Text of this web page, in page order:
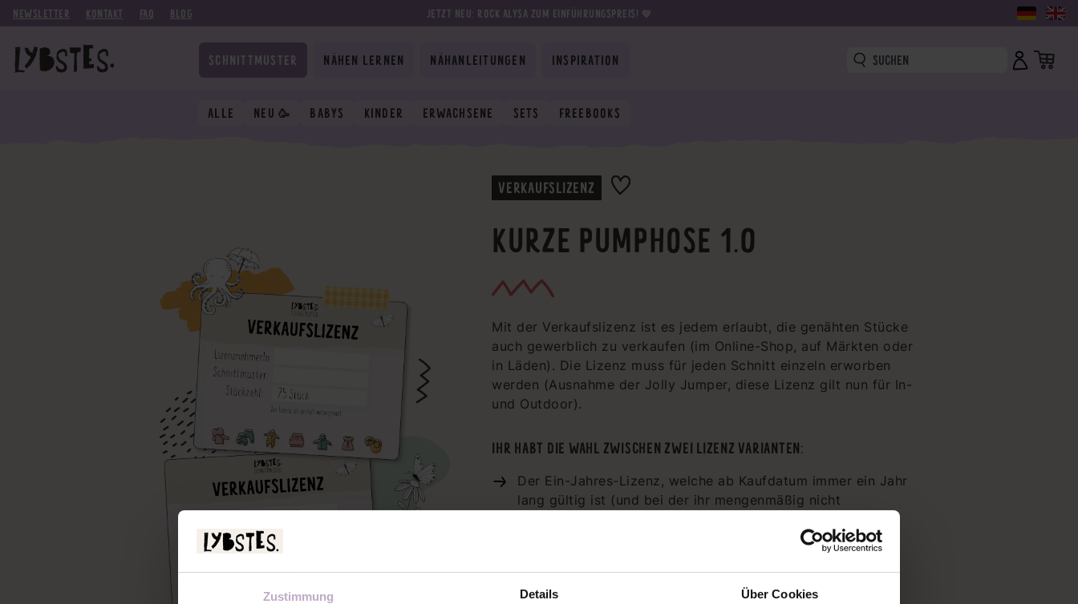
Zustimmung Details Über Cookies
NEWSLETTER KONTAKT FAQ BLOG JETZT NEU: ROCK ALYSA ZUM EINFÜHRUNGSPREIS! 💛
SCHNITTMUSTER
ALLE NEU 🥳 BABYS KINDER ERWACHSENE SETS FREEBOOKS
NÄHEN LERNEN NÄHANLEITUNGEN INSPIRATION
VERKAUFSLIZENZ
KURZE PUMPHOSE 1.0
Mit der Verkaufslizenz ist es jedem erlaubt, die genähten Stücke
auch gewerblich zu verkaufen (im Online-Shop, auf Märkten oder
in Läden). Die Lizenz muss für jeden Schnitt einzeln erworben
werden (Ausnahme der Jolly Jumper, diese Lizenz gilt nun für In-
und Outdoor).
IHR HABT DIE WAHL ZWISCHEN ZWEI LIZENZ VARIANTEN:
Der Ein-Jahres-Lizenz, welche ab Kaufdatum immer ein Jahr
lang gültig ist (und bei der ihr mengenmäßig nicht
Oder ihr wählt die Stück-Lizenz. Hiermit könnt ihr zeitlich